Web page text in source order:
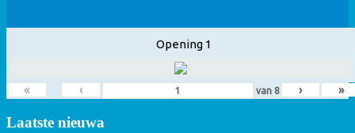
Opening 1
« ‹ van 8 › »
Laatste nieuwa